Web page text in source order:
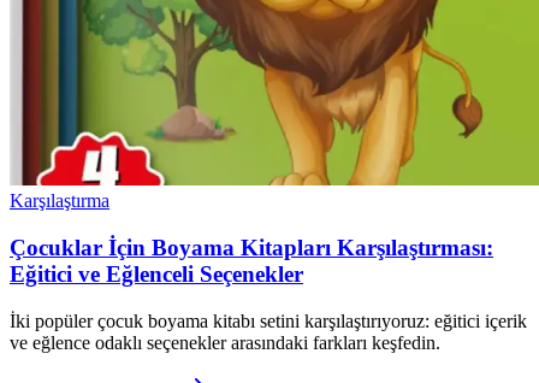
Karşılaştırma
Çocuklar İçin Boyama Kitapları Karşılaştırması:
Eğitici ve Eğlenceli Seçenekler
İki popüler çocuk boyama kitabı setini karşılaştırıyoruz: eğitici içerik
ve eğlence odaklı seçenekler arasındaki farkları keşfedin.